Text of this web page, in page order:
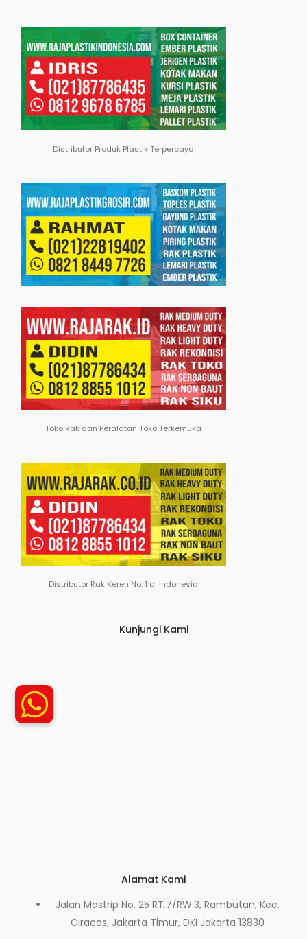
Distributor Produk Plastik Terpercaya
Toko Rak dan Peralatan Toko Terkemuka
Distributor Rak Keren No. 1 di Indonesia
Kunjungi Kami
Alamat Kami
Jalan Mastrip No. 25 RT.7/RW.3, Rambutan, Kec.
Ciracas, Jakarta Timur, DKI Jakarta 13830